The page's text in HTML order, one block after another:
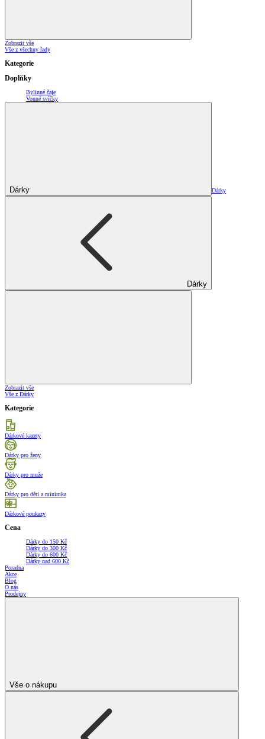
Zobrazit vše
Vše z všechny řady
Kategorie
Doplňky
Bylinné čaje
Vonné svíčky
Dárky Dárky
Dárky
Zobrazit vše
Vše z Dárky
Kategorie
Dárkové kazety
Dárky pro ženy
Dárky pro muže
Dárky pro děti a minimka
Dárkové poukazy
Cena
Dárky do 150 Kč
Dárky do 300 Kč
Dárky do 600 Kč
Dárky nad 600 Kč
Poradna
Akce
Blog
O nás
Prodejny
Vše o nákupu